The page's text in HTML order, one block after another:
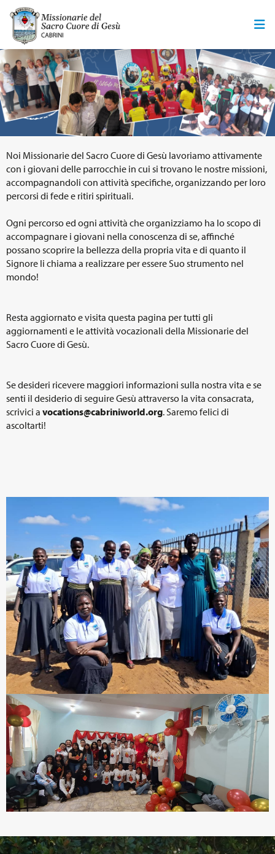
Noi Missionarie del Sacro Cuore di Gesù lavoriamo attivamente
con i giovani delle parrocchie in cui si trovano le nostre missioni,
accompagnandoli con attività specifiche, organizzando per loro
percorsi di fede e ritiri spirituali.
Ogni percorso ed ogni attività che organizziamo ha lo scopo di
accompagnare i giovani nella conoscenza di se, affinché
possano scoprire la bellezza della propria vita e di quanto il
Signore li chiama a realizzare per essere Suo strumento nel
mondo!
Resta aggiornato e visita questa pagina per tutti gli
aggiornamenti e le attività vocazionali della Missionarie del
Sacro Cuore di Gesù.
Se desideri ricevere maggiori informazioni sulla nostra vita e se
senti il desiderio di seguire Gesù attraverso la vita consacrata,
scrivici a vocations@cabriniworld.org. Saremo felici di
ascoltarti!